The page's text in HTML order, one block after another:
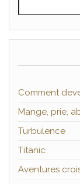
Comment
Mange, prie,
Turbulence
Titanic
Aventures